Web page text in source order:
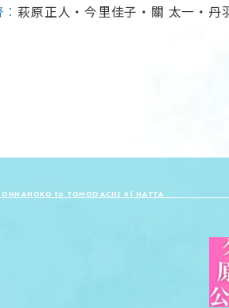
萩原正人・今里佳子・關 太一・丹